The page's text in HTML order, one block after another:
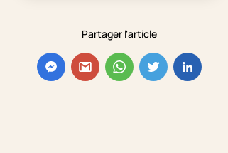
Partager l'article